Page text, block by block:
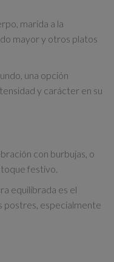
marida a la
mayor y otros platos
una opción
y carácter en su
con burbujas, o
festivo.
equilibrada es el
postres, especialmente